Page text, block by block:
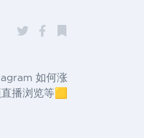
如何涨
播浏览等🟨